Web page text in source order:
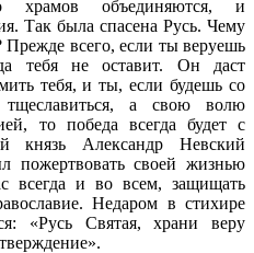
объединяются, и
Так была спасена Русь. Чему
всего, если ты веруешь
тебя не оставит. Он даст
тебя, и ты, если будешь со
а свою волю
то победа всегда будет с
князь Александр Невский
пожертвовать своей жизнью
всегда и во всем, защищать
Недаром в стихире
«Русь Святая, храни веру